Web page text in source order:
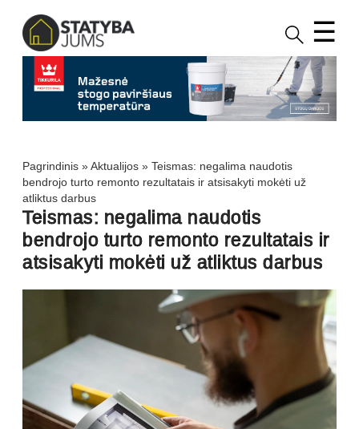
☰
Pagrindinis »Aktualijos » Teismas: negalima naudotis
bendrojo turto remonto rezultatais ir atsisakyti mokėti už
atliktus darbus
Teismas: negalima naudotis
bendrojo turto remonto rezultatais ir
atsisakyti mokėti už atliktus darbus